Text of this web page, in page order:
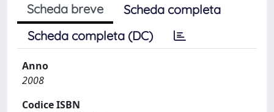
Scheda breve
Scheda completa
Scheda completa (DC)
Anno
2008
Codice ISBN